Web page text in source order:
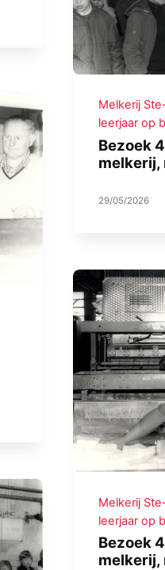
Melkerij
leerjaar op
Bezoek
melkerij,
29/05/2026
Melkerij
leerjaar op
Bezoek
melkerij,